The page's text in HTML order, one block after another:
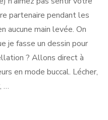
:
est
dans
rythme
du
partenaire pendant les
aucune main levée. On
je fasse un dessin pour
? Allons direct à
en mode buccal. Lécher,
…